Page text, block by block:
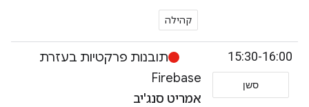
קהילה
15:30-16:00
סשן
תובנות פרקטיות בעזרת
Firebase
אמריט סנג'יב